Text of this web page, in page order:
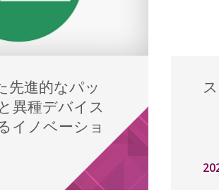
先進的なパッ
異種デバイス
イノベーショ